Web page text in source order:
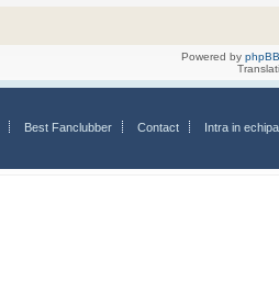
Powered by phpBB
Best Fanclubber Contact Intra in